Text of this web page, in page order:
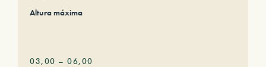
Altura máxima
03,00 – 06,00